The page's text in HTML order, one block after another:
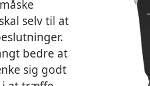
selv til at
bedre at
sig godt